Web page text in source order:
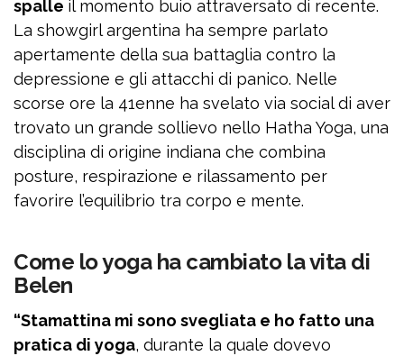
spalle il momento buio attraversato di recente.
La showgirl argentina ha sempre parlato
apertamente della sua battaglia contro la
depressione e gli attacchi di panico. Nelle
scorse ore la 41enne ha svelato via social di aver
trovato un grande sollievo nello Hatha Yoga, una
disciplina di origine indiana che combina
posture, respirazione e rilassamento per
favorire l’equilibrio tra corpo e mente.
Come lo yoga ha cambiato la vita di
Belen
“Stamattina mi sono svegliata e ho fatto una
pratica di yoga, durante la quale dovevo